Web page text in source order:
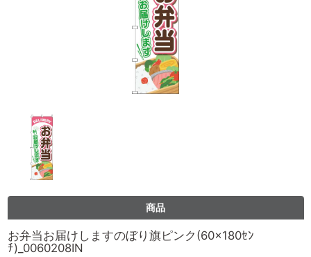
商品
お弁当お届けしますのぼり旗ピンク(60×180ｾﾝ
ﾁ)_0060208IN